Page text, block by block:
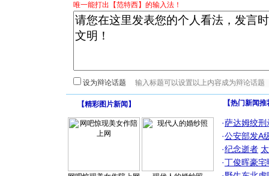
唯一能打出【范特西】的输入法！
设为辩论话题
【精彩图片新闻 】 【热门新闻
·萨达姆绞刑
·公安部发A
·纪念逝者
·丁俊晖豪